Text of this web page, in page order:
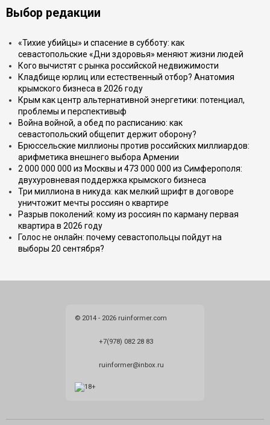
Выбор редакции
«Тихие убийцы» и спасение в субботу: как
севастопольские «Дни здоровья» меняют жизни людей
Кого вычистят с рынка российской недвижимости
Кладбище юрлиц или естественный отбор? Анатомия
крымского бизнеса в 2026 году
Крым как центр альтернативной энергетики: потенциал,
проблемы и перспективыф
Война войной, а обед по расписанию: как
севастопольский общепит держит оборону?
Брюссельские миллионы против российских миллиардов:
арифметика внешнего выбора Армении
2 000 000 000 из Москвы и 473 000 000 из Симферополя:
двухуровневая поддержка крымского бизнеса
Три миллиона в никуда: как мелкий шрифт в договоре
уничтожит мечты россиян о квартире
Разрыв поколений: кому из россиян по карману первая
квартира в 2026 году
Голос не онлайн: почему севастопольцы пойдут на
выборы 20 сентября?
© 2014 - 2026 ruinformer.com
+7(978) 082 28 83
ruinformer@inbox.ru